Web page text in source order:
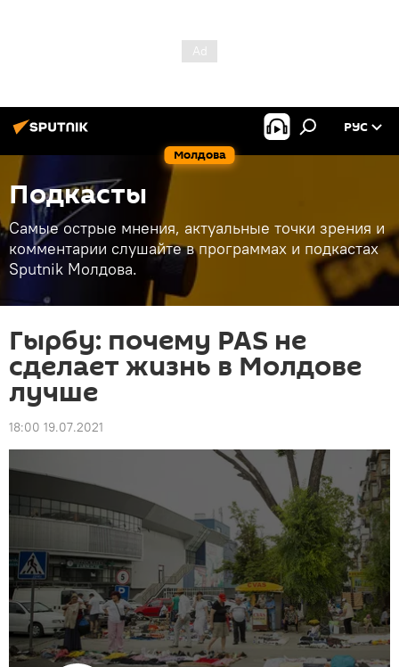
Молдова
РУС
Подкасты
Самые острые мнения, актуальные точки зрения и
комментарии слушайте в программах и подкастах
Sputnik Молдова.
Гырбу: почему PAS не
сделает жизнь в Молдове
лучше
18:00 19.07.2021